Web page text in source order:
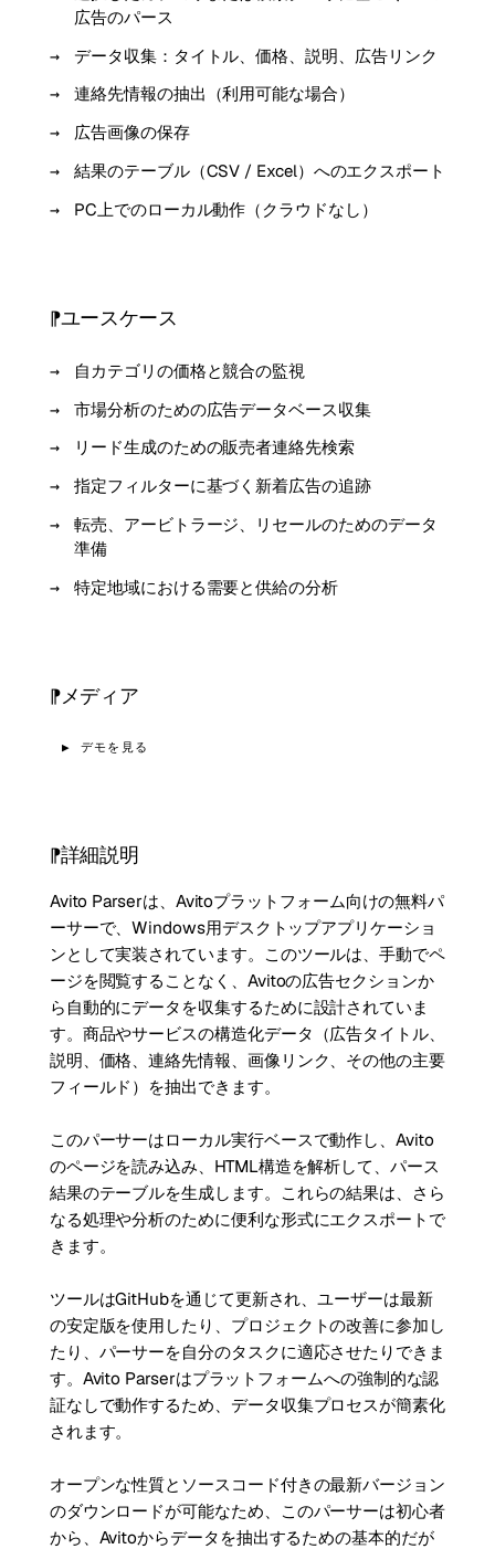
広告のパース
データ収集：タイトル、価格、説明、広告リンク
連絡先情報の抽出（利用可能な場合）
広告画像の保存
結果のテーブル（CSV / Excel）へのエクスポート
PC上でのローカル動作（クラウドなし）
ユースケース
自カテゴリの価格と競合の監視
市場分析のための広告データベース収集
リード生成のための販売者連絡先検索
指定フィルターに基づく新着広告の追跡
転売、アービトラージ、リセールのためのデータ
準備
特定地域における需要と供給の分析
メディア
▶ デモを見る
詳細説明
Avito Parserは、Avitoプラットフォーム向けの無料パ
ーサーで、Windows用デスクトップアプリケーショ
ンとして実装されています。このツールは、手動でペ
ージを閲覧することなく、Avitoの広告セクションか
ら自動的にデータを収集するために設計されていま
す。商品やサービスの構造化データ（広告タイトル、
説明、価格、連絡先情報、画像リンク、その他の主要
フィールド）を抽出できます。
このパーサーはローカル実行ベースで動作し、Avito
のページを読み込み、HTML構造を解析して、パース
結果のテーブルを生成します。これらの結果は、さら
なる処理や分析のために便利な形式にエクスポートで
きます。
ツールはGitHubを通じて更新され、ユーザーは最新
の安定版を使用したり、プロジェクトの改善に参加し
たり、パーサーを自分のタスクに適応させたりできま
す。Avito Parserはプラットフォームへの強制的な認
証なしで動作するため、データ収集プロセスが簡素化
されます。
オープンな性質とソースコード付きの最新バージョン
のダウンロードが可能なため、このパーサーは初心者
から、Avitoからデータを抽出するための基本的だが